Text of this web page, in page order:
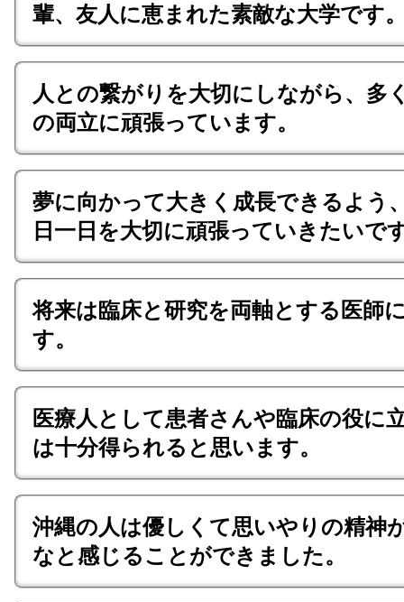
輩、友人に恵まれた素敵な大学です
人との繋がりを大切にしながら、多
の両立に頑張っています。
夢に向かって大きく成長できるよう
日一日を大切に頑張っていきたいで
将来は臨床と研究を両軸とする医師
す。
医療人として患者さんや臨床の役に
は十分得られると思います。
沖縄の人は優しくて思いやりの精神
なと感じることができました。